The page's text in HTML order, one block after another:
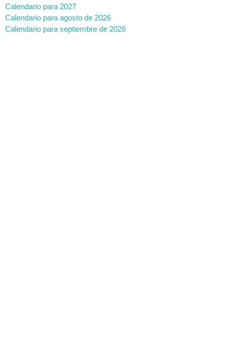
Calendario para 2027
Calendario para agosto de 2026
Calendario para septiembre de 2026